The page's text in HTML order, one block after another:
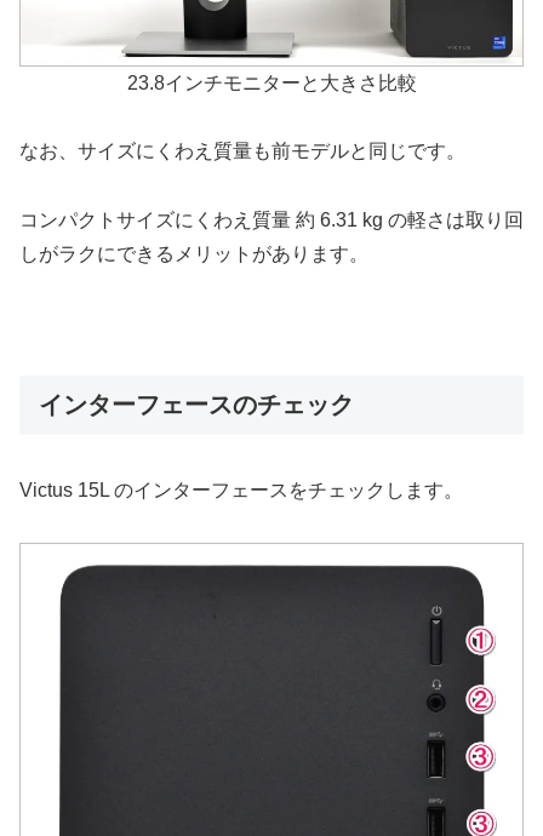
23.8インチモニターと大きさ比較
なお、サイズにくわえ質量も前モデルと同じです。
コンパクトサイズにくわえ質量 約 6.31 kg の軽さは取り回
しがラクにできるメリットがあります。
インターフェースのチェック
Victus 15L のインターフェースをチェックします。